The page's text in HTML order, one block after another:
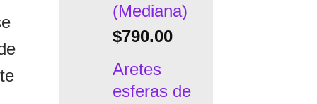
(Mediana)
$790.00
Aretes
esferas de